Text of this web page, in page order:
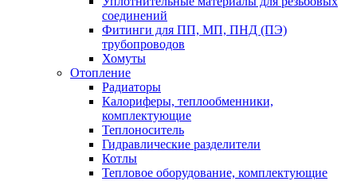
соединений
Фитинги для ПП, МП, ПНД (ПЭ)
трубопроводов
Хомуты
Отопление
Радиаторы
Калориферы, теплообменники,
комплектующие
Теплоноситель
Гидравлические разделители
Котлы
Тепловое оборудование, комплектующие